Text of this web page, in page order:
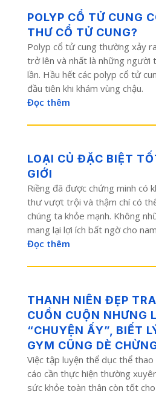
POLYP CỔ TỬ CUNG
THƯ CỔ TỬ CUNG?
Polyp cổ tử cung thường xảy
trở lên và nhất là những người
lần. Hầu hết các polyp cổ tử
đầu tiên khi khám vùng chậu.
Đọc thêm
LOẠI CỦ ĐẶC BIỆT
GIỚI
Riềng đã được chứng minh có
thư vượt trội và thậm chí có
chúng ta khỏe mạnh. Không
mang lại lợi ích bất ngờ cho
Đọc thêm
THANH NIÊN ĐẸP
CUỒN CUỘN NHƯNG
“CHUYỆN ẤY”, BIẾT
GYM CŨNG DÈ
Việc tập luyện thể dục thể
cáo cần thực hiện thường
sức khỏe toàn thân còn tốt cho